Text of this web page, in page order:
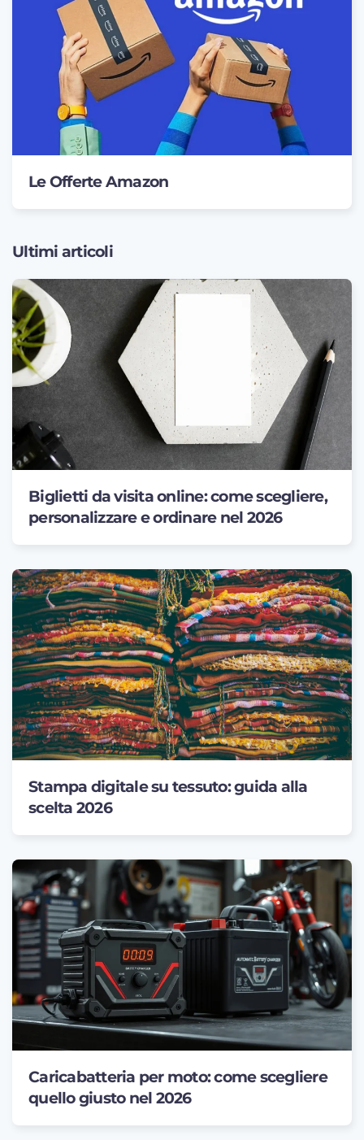
Le Offerte Amazon
Ultimi articoli
Biglietti da visita online: come scegliere,
personalizzare e ordinare nel 2026
Stampa digitale su tessuto: guida alla
scelta 2026
Caricabatteria per moto: come scegliere
quello giusto nel 2026